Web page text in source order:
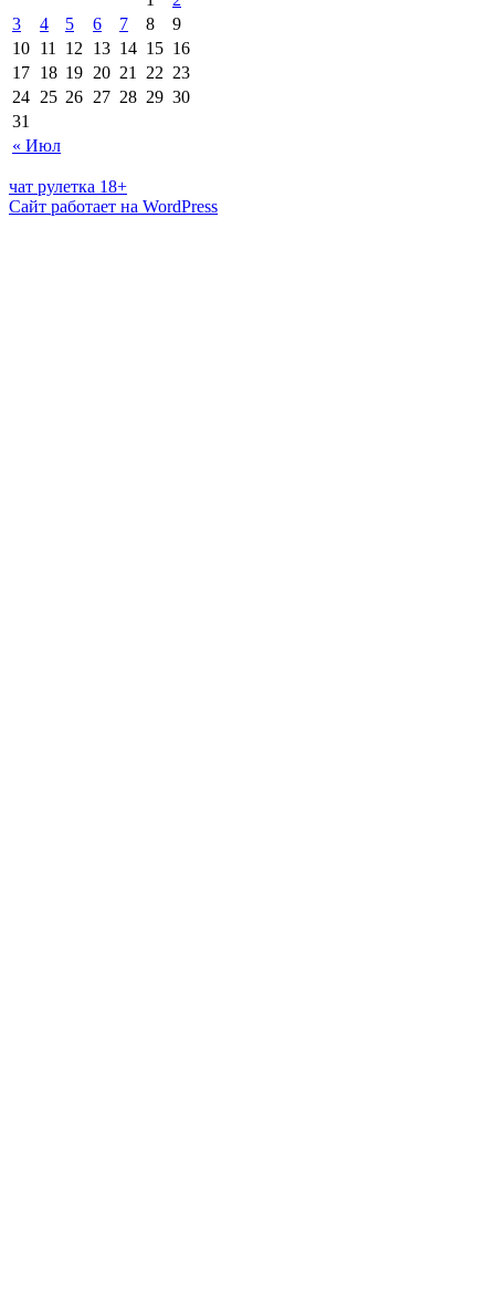
« Июл
3
4 5 6 7 8
9
10 11 12 13 14 15 16
17 18 19 20 21 22 23
24 25 26 27 28 29 30
31
чат рулетка 18+
Сайт работает на WordPress